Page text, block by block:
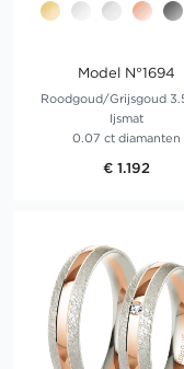
Model N°1694
Roodgoud/Grijsgoud
Ijsmat
0.07 ct diamanten
€ 1.192